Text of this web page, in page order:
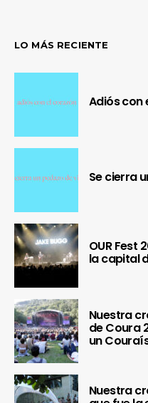
LO MÁS RECIENTE
Adiós con
Se cierra
OUR Fest
la capital
Nuestra
de Coura
un
Nuestra